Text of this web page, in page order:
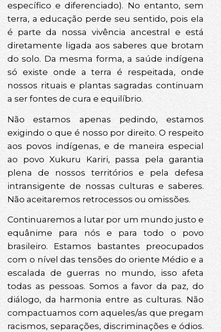
específico e diferenciado). No entanto, sem
terra, a educação perde seu sentido, pois ela
é parte da nossa vivência ancestral e está
diretamente ligada aos saberes que brotam
do solo. Da mesma forma, a saúde indígena
só existe onde a terra é respeitada, onde
nossos rituais e plantas sagradas continuam
a ser fontes de cura e equilíbrio.
Não estamos apenas pedindo, estamos
exigindo o que é nosso por direito. O respeito
aos povos indígenas, e de maneira especial
ao povo Xukuru Kariri, passa pela garantia
plena de nossos territórios e pela defesa
intransigente de nossas culturas e saberes.
Não aceitaremos retrocessos ou omissões.
Continuaremos a lutar por um mundo justo e
equânime para nós e para todo o povo
brasileiro. Estamos bastantes preocupados
com o nível das tensões do oriente Médio e a
escalada de guerras no mundo, isso afeta
todas as pessoas. Somos a favor da paz, do
diálogo, da harmonia entre as culturas. Não
compactuamos com aqueles/as que pregam
racismos, separações, discriminações e ódios.